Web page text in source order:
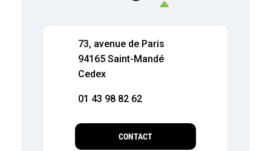
73, avenue de Paris
94165 Saint-Mandé
Cedex
01 43 98 82 62
CONTACT